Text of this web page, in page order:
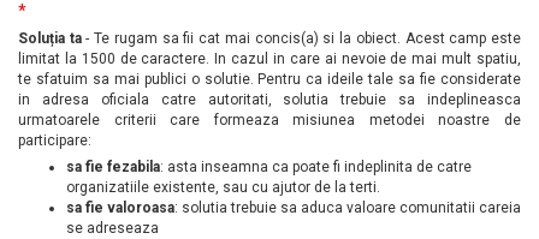
*
Soluția ta- Te rugam sa fii cat mai concis(a) si la obiect. Acest camp este
limitat la 1500 de caractere. In cazul in care ai nevoie de mai mult spatiu,
te sfatuim sa mai publici o solutie. Pentru ca ideile tale sa fie considerate
in adresa oficiala catre autoritati, solutia trebuie sa indeplineasca
urmatoarele criterii care formeaza misiunea metodei noastre de
participare:
sa fie fezabila: asta inseamna ca poate fi indeplinita de catre
organizatiile existente, sau cu ajutor de la terti.
sa fie valoroasa: solutia trebuie sa aduca valoare comunitatii careia
se adreseaza